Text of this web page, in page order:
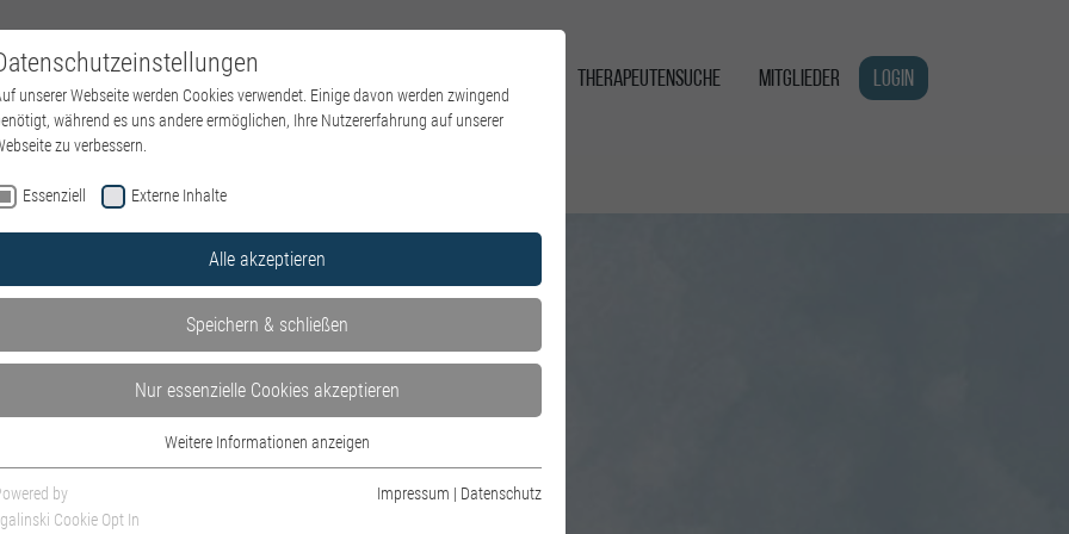
NEWS EVENTS THERAPEUTENSUCHE MITGLIEDER LOGIN
individuelle Perspektiven
unserer Webseite werden Cookies verwendet. Einige davon werden zwingend
während es uns andere ermöglichen, Ihre Nutzererfahrung auf unserer
zu verbessern.
Essenziell Externe Inhalte
Alle akzeptieren
Speichern & schließen
Nur essenzielle Cookies akzeptieren
Essenzielle Cookies werden für grundlegende Funktionen der Webseite benötigt.
Dadurch ist gewährleistet, dass die Webseite einwandfrei funktioniert.
Weitere Informationen anzeigen
by
Cookie Opt In
Impressum | Datenschutz